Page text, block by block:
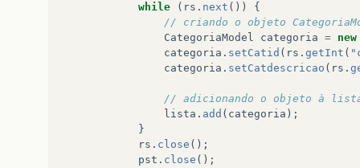
while ( rs . next ())
{
// criando o objeto
CategoriaModel
categoria = new
categoria . setCatid ( rs . getInt (
categoria . setCatdescricao ( rs .
// adicionando o objeto à
lista . add ( categoria );
}
rs . close ();
pst . close ();